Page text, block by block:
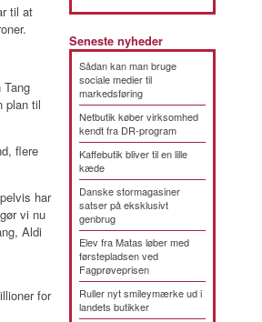
til at
plan til
flere
har
vi nu
Aldi
for
Seneste nyheder
Sådan kan man bruge
sociale medier til
markedsføring
Netbutik køber virksomhed
kendt fra DR-program
Kaffebutik bliver til en lille
kæde
Danske stormagasiner
satser på eksklusivt
genbrug
Elev fra Matas løber med
førstepladsen ved
Fagprøveprisen
Ruller nyt smileymærke ud i
landets butikker